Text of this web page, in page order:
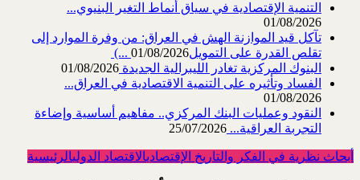
التنمية الإقتصادية في سياق أنماط التغير البنيوي...
01/08/2026
تآكل قيد الموازنة الهش في العراق: من وفرة الموارد إلى
تقلص القدرة على التمويل‎ (...01/08/2026
البنوك المركزية تغادر الليبرالية الجديدة 01/08/2026
الفساد وتأثيره على التنمية الاقتصادية في العراق...
01/08/2026
النقود وعمليات البنك المركزي.. مفاهيم أساسية وإضاءة
التجربة العراقية... 25/07/2026
أبحاث نظرية في الفكر والتاريخ الإقتصاديالاقتصاد الدوليالرئيسية